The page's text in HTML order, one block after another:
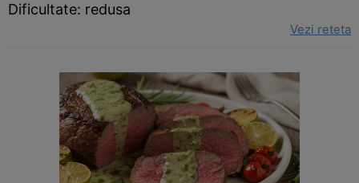
Dificultate: redusa
Vezi reteta